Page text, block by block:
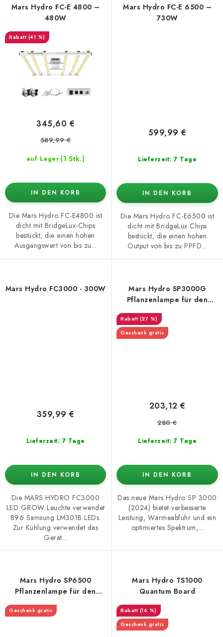
Mars Hydro FC-E 4800 –
480W
(41 %)
auf Lager (1 Stk.)
345,60 €
589,99 €
IN DEN KORB
Die Mars Hydro FC-E4800 ist
dicht mit BridgeLux-Chips
bestückt, die einen hohen
Ausgangswert von bis zu...
Mars Hydro FC-E 6500 –
730W
Lieferzeit: 7 Tage
599,99 €
IN DEN KORB
Die Mars Hydro FC-E6500 ist
dicht mit BridgeLux Chips
bestückt, die einen hohen
Output von bis zu PPFD...
Mars Hydro FC3000 - 300W
Lieferzeit: 7 Tage
359,99 €
IN DEN KORB
Die MARS HYDRO FC3000
LED GROW Leuchte verwendet
896 Samsung LM301B LEDs.
Zur Kühlung verwendet das
Gerät...
Mars Hydro SP3000G
Pflanzenlampe für den
(27 %)
Geschenk gratis
Lieferzeit: 7 Tage
203,12 €
280 €
IN DEN KORB
Das neue Mars Hydro SP 3000
(2024) bietet verbesserte
Leistung, Wärmeabfuhr und ein
optimiertes Spektrum,...
Mars Hydro SP6500
Pflanzenlampe für den
Geschenk gratis
Mars Hydro TS1000
Quantum Board
(16 %)
Geschenk gratis